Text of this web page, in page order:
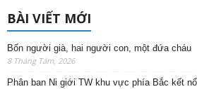
BÀI VIẾT MỚI
Bốn người già, hai người con, một đứa cháu
8 Tháng Tám, 2026
Phân ban Ni giới TW khu vực phía Bắc kết